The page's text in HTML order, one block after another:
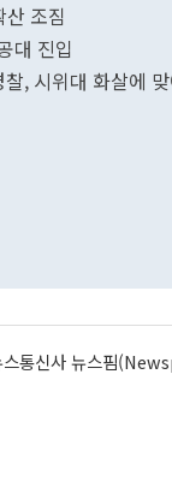
조짐
대 진입
, 시위대 화살에
통신사 뉴스핌